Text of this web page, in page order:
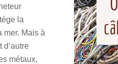
la
mer. Mais à
d’autre
métaux,